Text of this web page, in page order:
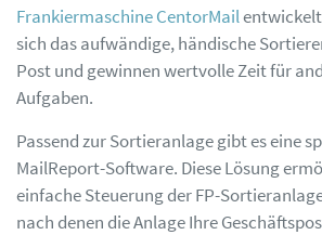
Frankiermaschine CentorMail
sich das aufwändige, händische
Post und gewinnen wertvolle Zeit für
Aufgaben.
Passend zur Sortieranlage gibt es eine
MailReport-Software. Diese Lösung
einfache Steuerung der FP-
nach denen die Anlage Ihre